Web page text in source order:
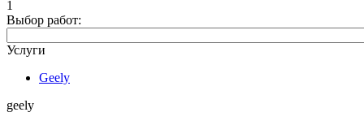
1
Выбор работ:
Услуги
Geely
geely